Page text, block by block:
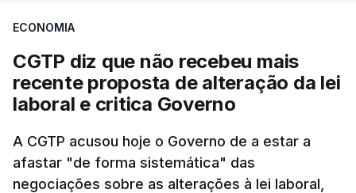
CGTP diz que não
ECONOMIA
CGTP diz que não recebeu mais
recente proposta de alteração da lei
laboral e critica Governo
A CGTP acusou hoje o Governo de a estar a
afastar "de forma sistemática" das
negociações sobre as alterações à lei laboral,